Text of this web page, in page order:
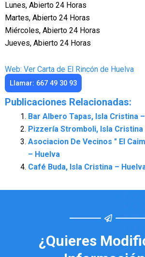
Lunes, Abierto 24 Horas
Martes, Abierto 24 Horas
Miércoles, Abierto 24 Horas
Jueves, Abierto 24 Horas
Web: Ver Carta de El Rincón de Huelva
Llamar: 667 49 30 93
Publicaciones Relacionadas:
Bar Albero Tapas, Isla Cristina
Pizzería Stromboli, Isla Cristina
Asociacion De Vecinos " El
– Huelva
Café Buda, Isla Cristina –
¿Quieres